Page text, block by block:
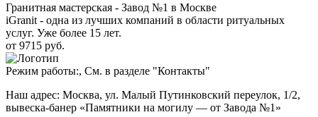
Гранитная мастерская - Завод №1 в Москве
iGranit - одна из лучших компаний в области ритуальных
услуг. Уже более 15 лет.
от 9715 руб.
Режим работы:, См. в разделе "Контакты"
Наш адрес: Москва, ул. Малый Путинковский переулок, 1/2,
вывеска-банер «Памятники на могилу — от Завода №1»